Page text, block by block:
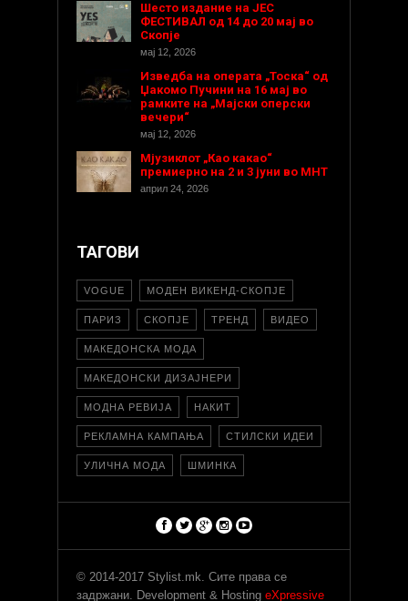
Шесто издание на ЈЕС
ФЕСТИВАЛ од 14 до 20 мај во
Скопје
мај 12, 2026
Изведба на операта „Тоска“ од
Џакомо Пучини на 16 мај во
рамките на „Мајски оперски
вечери“
мај 12, 2026
Мјузиклот „Као какао“
премиерно на 2 и 3 јуни во МНТ
април 24, 2026
ТАГОВИ
VOGUE МОДЕН ВИКЕНД-СКОПЈЕ
ПАРИЗ СКОПЈЕ ТРЕНД ВИДЕО
МАКЕДОНСКА МОДА
МАКЕДОНСКИ ДИЗАЈНЕРИ
МОДНА РЕВИЈА НАКИТ
РЕКЛАМНА КАМПАЊА СТИЛСКИ ИДЕИ
УЛИЧНА МОДА ШМИНКА
© 2014-2017 Stylist.mk. Сите права се
задржани. Development & Hosting eXpressive